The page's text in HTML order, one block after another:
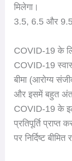
मिलेगा।
3.5, 6.5 और 9.5
COVID-19 के
COVID-19
बीमा (आरोग्य
और इसमें बहुत अंतर
COVID-19 के
प्रतिपूर्ति प्राप्त
पर निर्दिष्ट बीमित